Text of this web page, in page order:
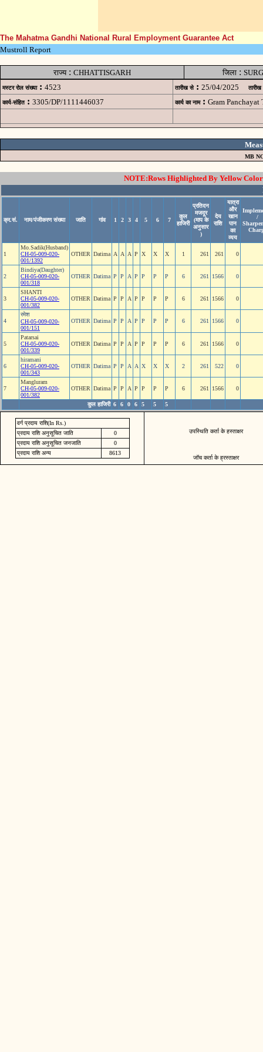
The Mahatma Gandhi National Rural Employment Guarantee Act
Mustroll Report
राज्य: CHHATTISGARH जिला :
मस्टर रोल संख्या : 4523 तारीख से : 25/04/2025 तारीख
कार्य-संहित : 3305/DP/1111446037 कार्य का नाम : Gram
MB
NOTE:Rows Highlighted By Yellow
क्र.सं. नाम/पंजीकरण संख्या जाति गांव 1 2 3 4 5 6 7
कुल
हाजिरी
प्रतिदन
मजदूर
(माप के
अनुसार
)
देय
राशि
यात्रा
और
खान
पान
का
व्यय
/
1
Mo.Sadik(Husband)
CH-05-009-020-
001/1392
OTHER Datima A A A P X X X 1 261 261 0
2
Bindiya(Daughter)
CH-05-009-020-
001/318
OTHER Datima P P A P P P P 6 261 1566 0
3
SHANTI
CH-05-009-020-
001/382
OTHER Datima P P A P P P P 6 261 1566 0
4
रमेश
CH-05-009-020-
001/151
OTHER Datima P P A P P P P 6 261 1566 0
5
Patarsai
CH-05-009-020-
001/339
OTHER Datima P P A P P P P 6 261 1566 0
6
hiramani
CH-05-009-020-
001/343
OTHER Datima P P A A X X X 2 261 522 0
7
Mangluram
CH-05-009-020-
001/382
OTHER Datima P P A P P P P 6 261 1566 0
कुल हाजिरी 6 6 0 6 5 5 5
वर्ग प्रदाय राशि(In Rs.)
प्रदाय राशि अनुसूचित जाति
0
प्रदाय राशि अनुसूचित जनजाति
0
प्रदाय राशि अन्य
8613
उपस्थिति कर्ता के हस्ताक्षर
जॉच कर्ता के ह्रस्ताक्षर